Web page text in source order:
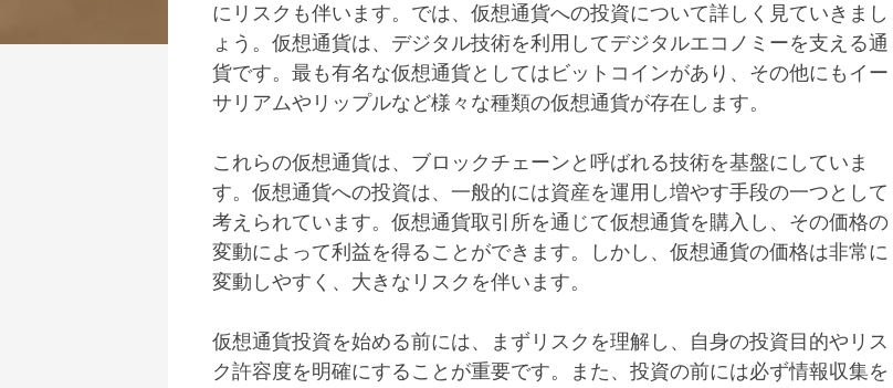
にリスクも伴います。 では、仮想通貨への投資について詳しく見ていきまし
ょう。仮想通貨は、デジタル技術を利用してデジタルエコノミーを支える通
貨です。最も有名な仮想通貨としてはビットコインがあり、その他にもイー
サリアムやリップルなど様々な種類の仮想通貨が存在します。
これらの仮想通貨は、ブロックチェーンと呼ばれる技術を基盤にしていま
す。仮想通貨への投資は、一般的には資産を運用し増やす手段の一つとして
考えられています。仮想通貨取引所を通じて仮想通貨を購入し、その価格の
変動によって利益を得ることができます。しかし、仮想通貨の価格は非常に
変動しやすく、大きなリスクを伴います。
仮想通貨投資を始める前には、まずリスクを理解し、自身の投資目的やリス
ク許容度を明確にすることが重要です。また、投資の前には必ず情報収集を